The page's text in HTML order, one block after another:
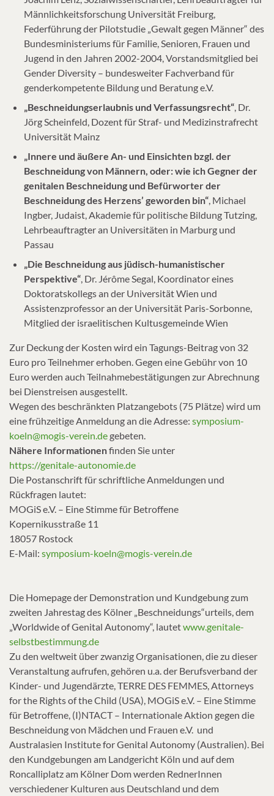
Männlichkeitsforschung Universität Freiburg,
Federführung der Pilotstudie „Gewalt gegen Männer“ des
Bundesministeriums für Familie, Senioren, Frauen und
Jugend in den Jahren 2002-2004, Vorstandsmitglied bei
Gender Diversity – bundesweiter Fachverband für
genderkompetente Bildung und Beratung e.V.
„Beschneidungserlaubnis und Verfassungsrecht“, Dr.
Jörg Scheinfeld, Dozent für Straf- und Medizinstrafrecht
Universität Mainz
„Innere und äußere An- und Einsichten bzgl. der
Beschneidung von Männern, oder: wie ich Gegner der
genitalen Beschneidung und Befürworter der
Beschneidung des Herzens’ geworden bin“, Michael
Ingber, Judaist, Akademie für politische Bildung Tutzing,
Lehrbeauftragter an Universitäten in Marburg und
Passau
„Die Beschneidung aus jüdisch-humanistischer
Perspektive“, Dr. Jérôme Segal, Koordinator eines
Doktoratskollegs an der Universität Wien und
Assistenzprofessor an der Universität Paris-Sorbonne,
Mitglied der israelitischen Kultusgemeinde Wien
Zur Deckung der Kosten wird ein Tagungs-Beitrag von 32
Euro pro Teilnehmer erhoben. Gegen eine Gebühr von 10
Euro werden auch Teilnahmebestätigungen zur Abrechnung
bei Dienstreisen ausgestellt.
Wegen des beschränkten Platzangebots (75 Plätze) wird um
eine frühzeitige Anmeldung an die Adresse: symposium-
koeln@mogis-verein.de gebeten.
Nähere Informationenfinden Sie unter
https://genitale-autonomie.de
Die Postanschrift für schriftliche Anmeldungen und
Rückfragen lautet:
MOGiS e.V. – Eine Stimme für Betroffene
Kopernikusstraße 11
18057 Rostock
E-Mail: symposium-koeln@mogis-verein.de
Die Homepage der Demonstration und Kundgebung zum
zweiten Jahrestag des Kölner „Beschneidungs“urteils, dem
„Worldwide of Genital Autonomy“, lautetwww.genitale-
selbstbestimmung.de
Zu den weltweit über zwanzig Organisationen, die zu dieser
Veranstaltung aufrufen, gehören u.a. der Berufsverband der
Kinder- und Jugendärzte, TERRE DES FEMMES, Attorneys
for the Rights of the Child (USA), MOGiS e.V. – Eine Stimme
für Betroffene, (I)NTACT – Internationale Aktion gegen die
Beschneidung von Mädchen und Frauen e.V. und
Australasien Institute for Genital Autonomy (Australien). Bei
den Kundgebungen am Landgericht Köln und auf dem
Roncalliplatz am Kölner Dom werden RednerInnen
verschiedener Kulturen aus Deutschland und dem